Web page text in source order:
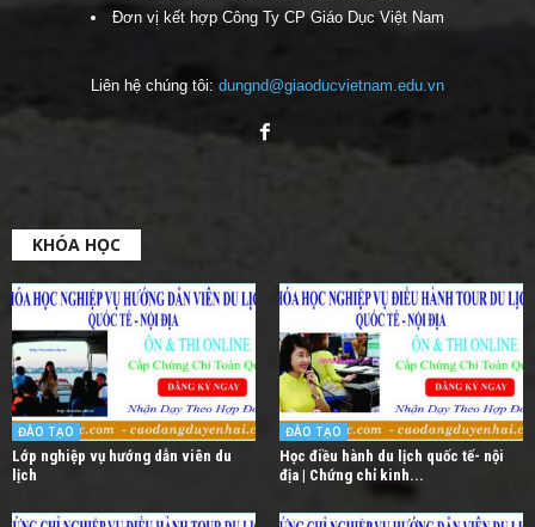
Đơn vị kết hợp Công Ty CP Giáo Dục Việt Nam
Liên hệ chúng tôi: dungnd@giaoducvietnam.edu.vn
KHÓA HỌC
ĐÀO TẠO
Lớp nghiệp vụ hướng dẫn viên du
lịch
ĐÀO TẠO
Học điều hành du lịch quốc tế- nội
địa | Chứng chỉ kinh...